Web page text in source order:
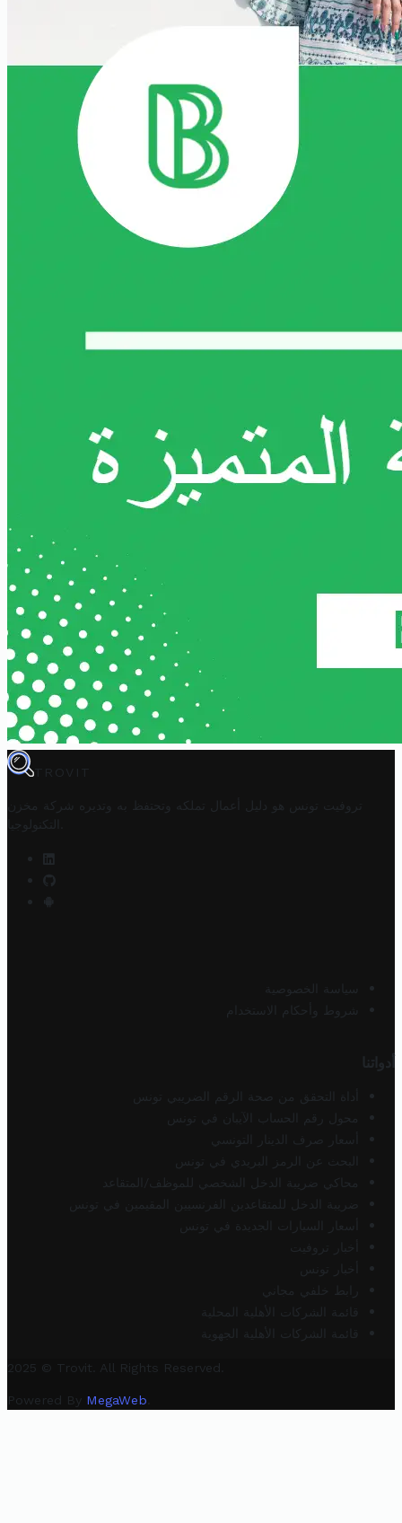
TROVIT
تروفيت تونس هو دليل أعمال تملكه وتحتفظ به وتديره
شركة مخزن
التكنولوجيا
سياسة الخصوصية
شروط وأحكام الاستخدام
أدواتنا
أداة التحقق من صحة الرقم الضريبي تونس
محول رقم الحساب الآيبان في تونس
أسعار صرف الدينار التونسي
البحث عن الرمز البريدي في تونس
محاكي ضريبة الدخل الشخصي للموظف/المتقاعد
ضريبة الدخل للمتقاعدين الفرنسيين المقيمين في تونس
أسعار السيارات الجديدة في تونس
أخبار تروفيت
أخبار تونس
رابط خلفي مجاني
قائمة الشركات الأهلية المحلية
قائمة الشركات الأهلية الجهوية
2025 © Trovit. All Rights Reserved.
Powered By MegaWeb